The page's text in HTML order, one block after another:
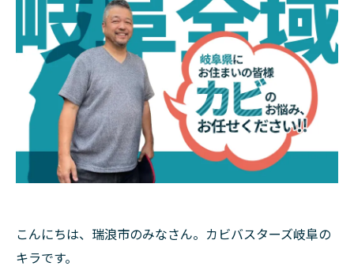
こんにちは、瑞浪市のみなさん。カビバスターズ岐阜の
キラです。